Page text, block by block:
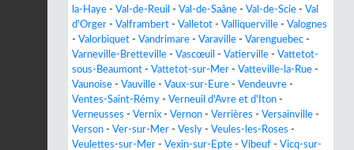
la-Haye - Val-de-Reuil - Val-de-Saâne - Val-de-Scie - Val
d'Orger - Valframbert - Valletot - Valliquerville - Valognes
- Valorbiquet - Vandrimare - Varaville - Varenguebec -
Varneville-Bretteville - Vascœuil - Vatierville - Vattetot-
sous-Beaumont - Vattetot-sur-Mer - Vatteville-la-Rue -
Vaunoise - Vauville - Vaux-sur-Eure - Vendeuvre -
Ventes-Saint-Rémy - Verneuil d'Avre et d'Iton -
Verneusses - Vernix - Vernon - Verrières - Versainville -
Verson - Ver-sur-Mer - Vesly - Veules-les-Roses -
Veulettes-sur-Mer - Vexin-sur-Epte - Vibeuf - Vicq-sur-